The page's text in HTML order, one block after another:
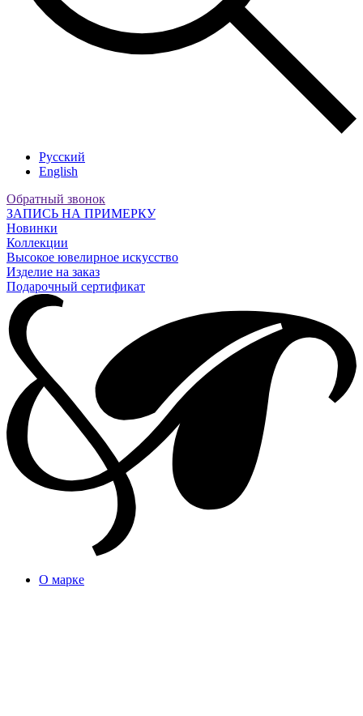
Русский
English
Обратный звонок
ЗАПИСЬ НА ПРИМЕРКУ
Новинки
Коллекции
Высокое ювелирное искусство
Изделие на заказ
Подарочный сертификат
О марке